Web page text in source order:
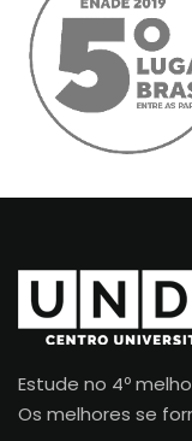
Estude no 4º
Os melhores se